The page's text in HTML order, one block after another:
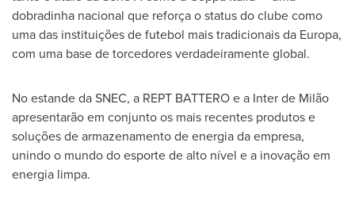
dobradinha nacional que reforça o status do clube como
uma das instituições de futebol mais tradicionais da Europa,
com uma base de torcedores verdadeiramente global.
No estande da SNEC, a REPT BATTERO e a Inter de Milão
apresentarão em conjunto os mais recentes produtos e
soluções de armazenamento de energia da empresa,
unindo o mundo do esporte de alto nível e a inovação em
energia limpa.